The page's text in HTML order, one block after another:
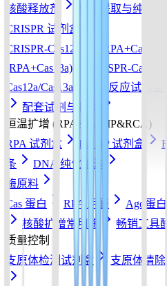
核酸释放剂
核酸提取与纯化
CRISPR 试剂盒
CRISPR-Cas12a Kit (RPA+Cas12a)
(RPA+Cas13a)
CRISPR-
Cas12a/Cas13a/Cas14a反应试剂盒
配套试剂与耗材
恒温扩增 (RPA&LAMP&RCA)
RPA 试剂盒
LAMP 试剂盒
条
DNA 纯化磁珠
酶原料
Cas 蛋白
RPA 用酶 Ago蛋白
核酸扩增常用酶
畅销工具
质量控制
支原体检测试剂盒
支原体清除